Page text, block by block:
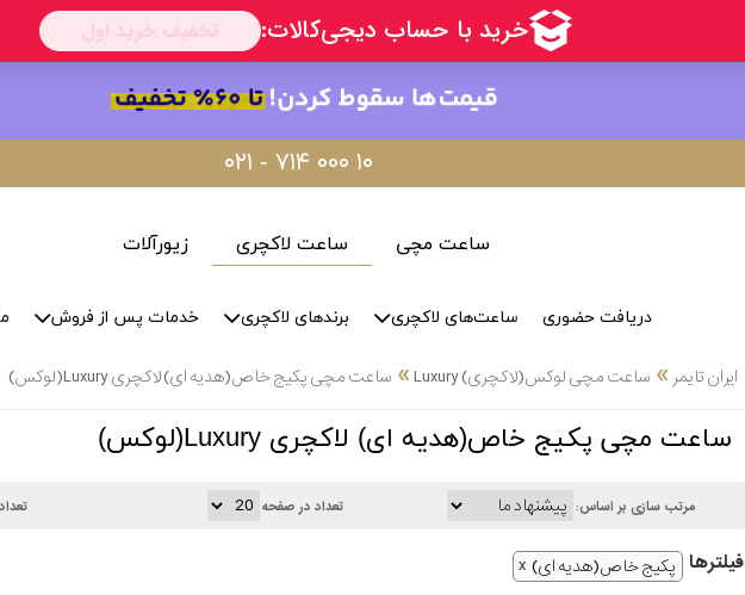
۰۲۱ - ۷۱۴ ۰۰۰ ۱۰
ساعت مچی ساعت لاکچری زیورآلات
دریافت حضوری ساعت‌های لاکچری برندهای لاکچری خدمات پس از فروش
ایران تایمر » ساعت مچی لوکس(لاکچری) Luxury » ساعت مچی پکیج خاص(هدیه ای) لاکچری Luxury(لوکس)
ساعت مچی پکیج خاص(هدیه ای) لاکچری Luxury(لوکس)
مرتب سازی بر اساس: تعداد در صفحه
فیلتر‌ها پکیج خاص(هدیه ای)